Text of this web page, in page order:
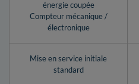
énergie coupée
Compteur mécanique /
électronique
Mise en service initiale
standard